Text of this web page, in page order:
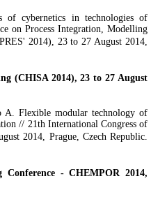
of cybernetics in technologies of
on Process Integration, Modelling
2014), 23 to 27 August 2014,
(CHISA 2014), 23 to 27 August
A. Flexible modular technology of
// 21th International Congress of
2014, Prague, Czech Republic.
- CHEMPOR 2014,